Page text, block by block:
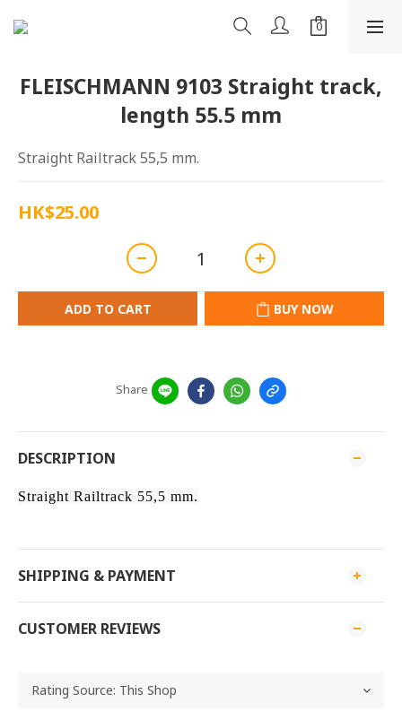
FLEISCHMANN 9103 Straight track,
length 55.5 mm
Straight Railtrack 55,5 mm.
HK$25.00
ADD TO CART BUY NOW
Share
DESCRIPTION
Straight Railtrack 55,5 mm.
SHIPPING & PAYMENT
CUSTOMER REVIEWS